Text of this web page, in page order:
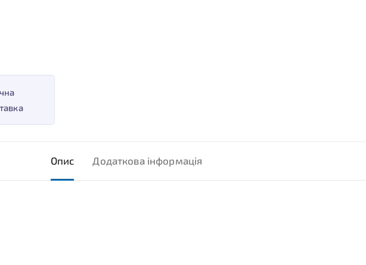
Опис Додаткова інформація